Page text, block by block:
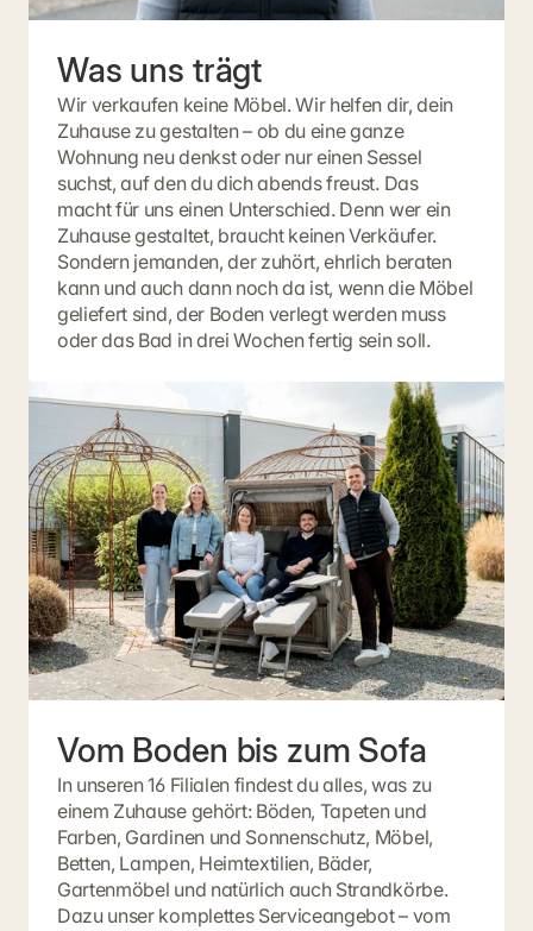
Was uns trägt
Wir verkaufen keine Möbel. Wir helfen dir, dein
Zuhause zu gestalten – ob du eine ganze
Wohnung neu denkst oder nur einen Sessel
suchst, auf den du dich abends freust. Das
macht für uns einen Unterschied. Denn wer ein
Zuhause gestaltet, braucht keinen Verkäufer.
Sondern jemanden, der zuhört, ehrlich beraten
kann und auch dann noch da ist, wenn die Möbel
geliefert sind, der Boden verlegt werden muss
oder das Bad in drei Wochen fertig sein soll.
Vom Boden bis zum Sofa
In unseren 16 Filialen findest du alles, was zu
einem Zuhause gehört: Böden, Tapeten und
Farben, Gardinen und Sonnenschutz, Möbel,
Betten, Lampen, Heimtextilien, Bäder,
Gartenmöbel und natürlich auch Strandkörbe.
Dazu unser komplettes Serviceangebot – vom